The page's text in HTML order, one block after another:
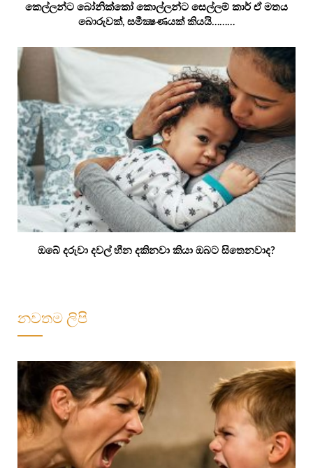
කෙල්ලන්ට බෝනික්කෝ කොල්ලන්ට සෙල්ලම් කාර් ඒ මතය
බොරුවක්, සමීක්‍ෂණයක් කියයි………
ඔබේ දරුවා දවල් හීන දකිනවා කියා ඔබට සිතෙනවාද?
නවතම ලිපි